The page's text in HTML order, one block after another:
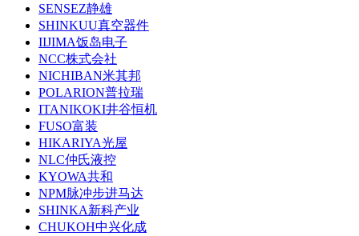
SENSEZ静雄
SHINKUU真空器件
IIJIMA饭岛电子
NCC株式会社
NICHIBAN米其邦
POLARION普拉瑞
ITANIKOKI井谷恒机
FUSO富装
HIKARIYA光屋
NLC仲氏液控
KYOWA共和
NPM脉冲步进马达
SHINKA新科产业
CHUKOH中兴化成